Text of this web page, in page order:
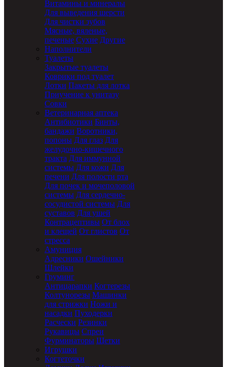
Витамины и минералы
Для выведения шерсти
Для чистки зубов
Мясные, вяленые,
печеные Сухие Другие
Наполнители
Туалеты
Закрытые туалеты
Коврики под туалет
Лотки Пакеты для лотка
Приучение к унитазу
Совки
Ветеринарная аптека
Антибиотики Бинты,
бандажи Воротники,
попоны Для глаз Для
желудочно-кишечного
тракта Для иммунной
системы Для кожи Для
печени Для полости рта
Для почек и мочеполовой
системы Для сердечно-
сосудистой системы Для
суставов Для ушей
Контрацептивы От блох
и клещей От глистов От
стресса
Амуниция
Адресники Ошейники
Шлейки
Груминг
Антицарапки Когтерезы
Колтунорезы Машинки
для стрижки Ножи и
насадки Пуходерки
Расчески Резинки
Рукавицы Спреи
Фурминаторы Щетки
Игрушки
Когтеточки